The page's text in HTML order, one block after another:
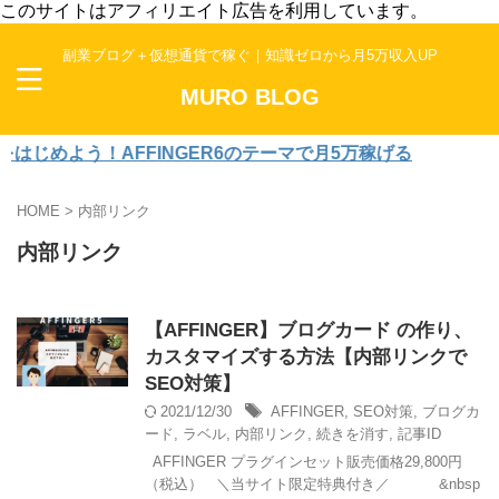
このサイトはアフィリエイト広告を利用しています。
副業ブログ＋仮想通貨で稼ぐ｜知識ゼロから月5万収入UP
MURO BLOG
じめよう！AFFINGER6のテーマで月5万稼げる
HOME > 内部リンク
内部リンク
【AFFINGER】ブログカード の作り、
カスタマイズする方法【内部リンクで
SEO対策】
2021/12/30 AFFINGER, SEO対策, ブログカ
ード , ラベル, 内部リンク , 続きを消す, 記事ID
AFFINGER プラグインセット販売価格29,800円
（税込） ＼当サイト限定特典付き／ &nbsp